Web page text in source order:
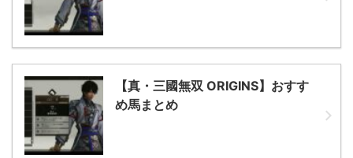
【真・三國無双 ORIGINS】おすす
め馬まとめ